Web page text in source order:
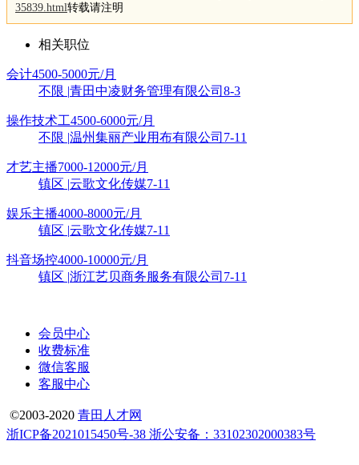
35839.html转载请注明
相关职位
会计4500-5000元/月
不限 |青田中凌财务管理有限公司 8-3
操作技术工4500-6000元/月
不限 |温州集丽产业用布有限公司 7-11
才艺主播7000-12000元/月
镇区 |云歌文化传媒7-11
娱乐主播4000-8000元/月
镇区 |云歌文化传媒7-11
抖音场控4000-10000元/月
镇区 |浙江艺贝商务服务有限公司 7-11
会员中心
收费标准
微信客服
客服中心
©2003-2020 青田人才网
浙ICP备2021015450号-38 浙公安备：33102302000383号